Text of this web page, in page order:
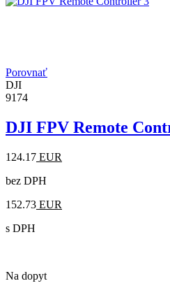
Porovnať
DJI
9174
DJI FPV Remote
124.17 EUR
bez DPH
152.73 EUR
s DPH
Na dopyt